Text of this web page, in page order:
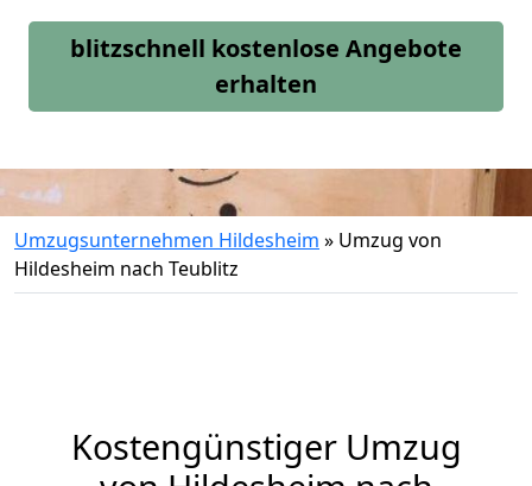
blitzschnell kostenlose Angebote
erhalten
Umzugsunternehmen Hildesheim » Umzug von
Hildesheim nach Teublitz
Kostengünstiger Umzug